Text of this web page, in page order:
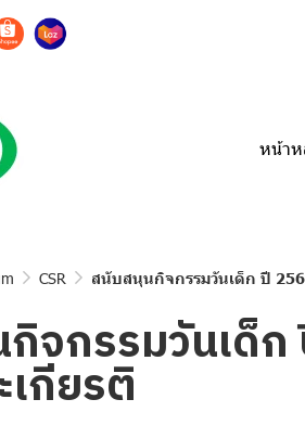
หน้า
CSR สนับสนุนกิจกรรมวันเด็ก ปี
จกรรมวันเด็
กียรติ